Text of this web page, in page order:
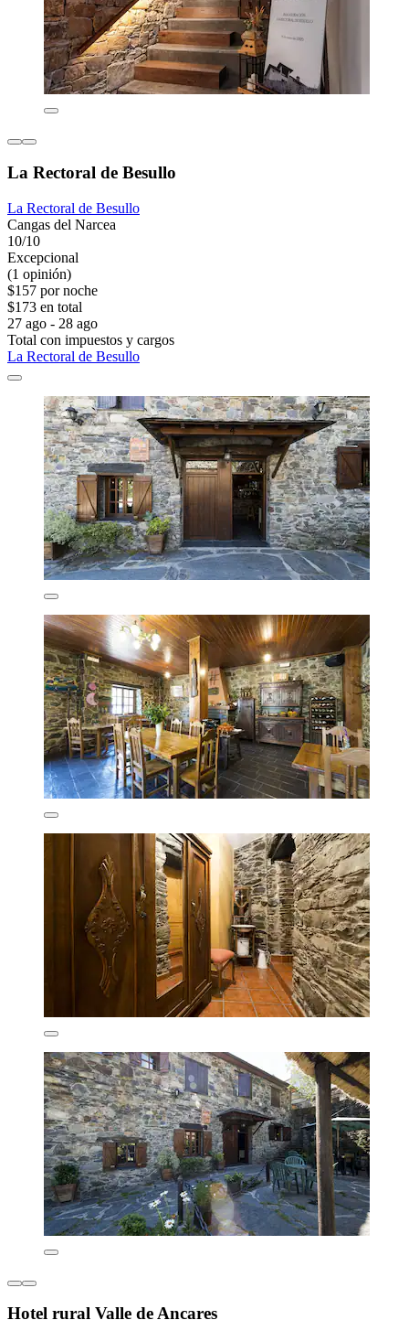
La Rectoral de Besullo
La Rectoral de Besullo
Cangas del Narcea
10/10
Excepcional
(1 opinión)
$157 por noche
$173 en total
27 ago - 28 ago
Total con impuestos y cargos
La Rectoral de Besullo
Hotel rural Valle de Ancares